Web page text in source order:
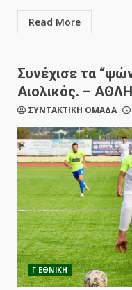
Read More
Συνέχισε τα
Αιολικός. –
ΣΥΝΤΑΚΤΙΚΗ ΟΜΑΔΑ
Γ ΕΘΝΙΚΗ